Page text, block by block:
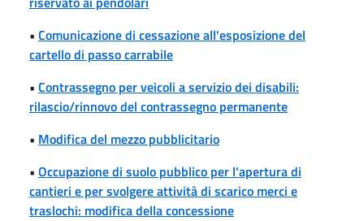
• Comunicazione di cessazione all'esposizione del
cartello di passo carrabile
• Contrassegno per veicoli a servizio dei disabili:
rilascio/rinnovo del contrassegno permanente
• Modifica del mezzo pubblicitario
• Occupazione di suolo pubblico per l'apertura di
cantieri e per svolgere attività di scarico merci e
traslochi: modifica della concessione